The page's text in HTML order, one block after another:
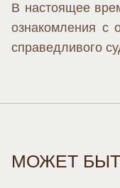
В настоящее
ознакомления с
справедливого
МОЖЕТ